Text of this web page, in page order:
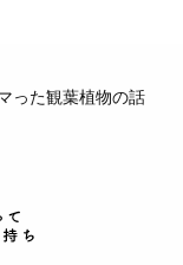
った観葉植物の話